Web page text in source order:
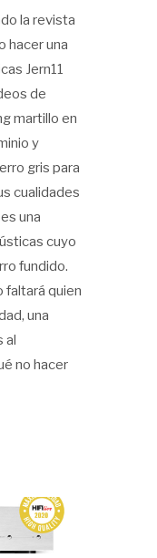
la revista
hacer una
Jern11
de
martillo en
y
gris para
cualidades
una
cuyo
fundido.
faltará quien
una
al
no hacer